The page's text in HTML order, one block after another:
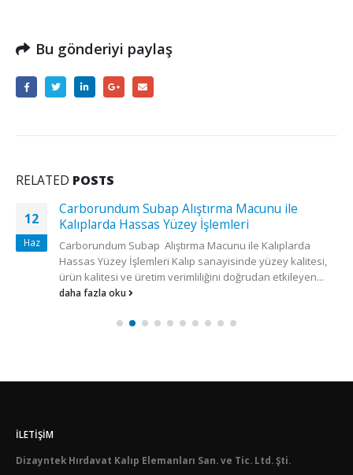
Bu gönderiyi paylaş
RELATED POSTS
12
Haz
Carborundum Subap Alıştırma Macunu ile
Kalıplarda Hassas Yüzey İşlemleri
Carborundum Subap Alıştırma Macunu ile Kalıplarda
Hassas Yüzey İşlemleri Kalıp sanayisinde yüzey kalitesi,
ürün kalitesi ve üretim verimliliğini doğrudan etkileyen...
daha fazla oku
İLETIŞIM
Dizayntek Hırdavat Kalıp Elemanları San. ve Tic. Ltd. Şti.